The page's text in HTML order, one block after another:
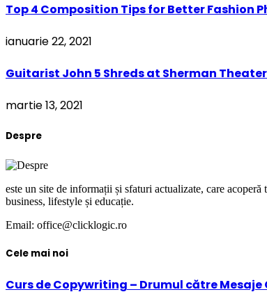
Top 4 Composition Tips for Better Fashion
ianuarie 22, 2021
Guitarist John 5 Shreds at Sherman
martie 13, 2021
Despre
este un site de informații și sfaturi actualizate, care
business, lifestyle și educație.
Email: office@clicklogic.ro
Cele mai noi
Curs de Copywriting – Drumul către